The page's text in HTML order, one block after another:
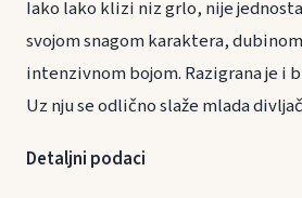
Iako lako klizi niz grlo, nije
svojom snagom karaktera,
intenzivnom bojom. Razigrana je i
Uz nju se odlično slaže mlada
Detaljni podaci